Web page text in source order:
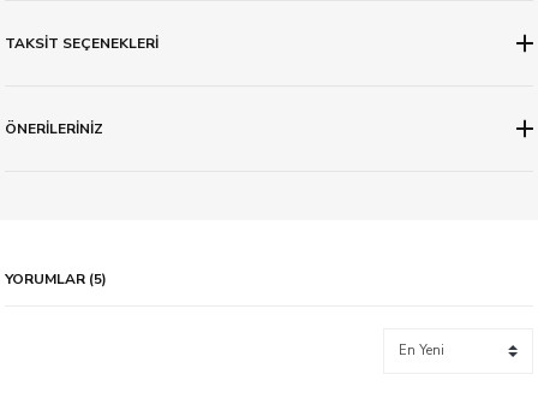
TAKSİT SEÇENEKLERİ
ÖNERİLERİNİZ
YORUMLAR (5)